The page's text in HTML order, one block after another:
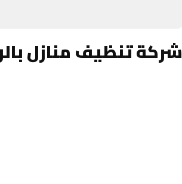
شركة تنظيف منازل